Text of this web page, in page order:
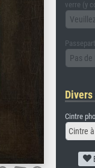
verre (y
Pas
Divers
Cintre
Cintre